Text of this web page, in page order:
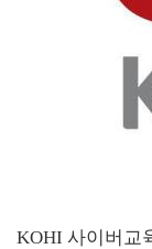
KOHI 사이버교